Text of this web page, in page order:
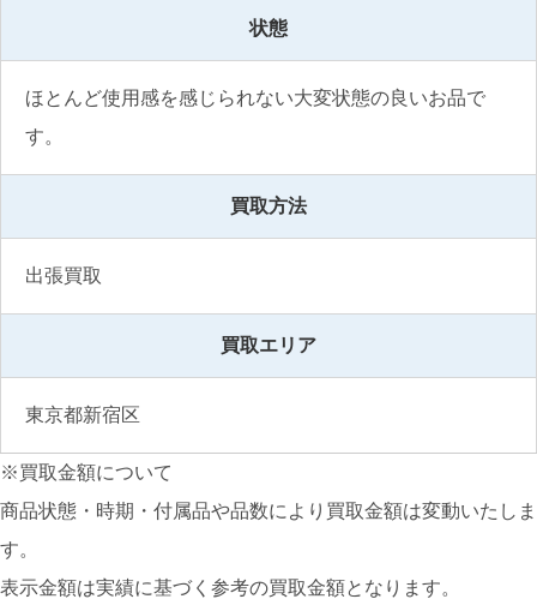
状態
ほとんど使用感を感じられない大変状態の良いお品で
す。
買取方法
出張買取
買取エリア
東京都新宿区
※買取金額について
商品状態・時期・付属品や品数により買取金額は変動いたしま
す。
表示金額は実績に基づく参考の買取金額となります。